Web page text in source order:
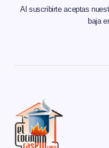
Al suscribirte aceptas
baja